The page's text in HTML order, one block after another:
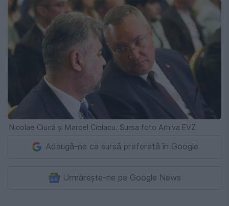
Nicolae Ciucă și Marcel Ciolacu. Sursa foto Arhiva EVZ
Adaugă-ne ca sursă preferată în Google
Urmărește-ne pe Google News